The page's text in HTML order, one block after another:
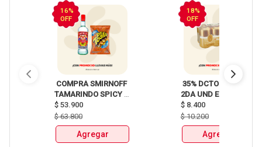
16%
OFF
COMPRA SMIRNOFF
TAMARINDO SPICY
X750ml Y LLEVATE
DETODITO 165GR o
150GR
$ 53.900
$63.800
Agregar
18%
OFF
35% DCTO EN LA
2DA UND EN
CERVEZA CLUB
COLOMBIA LATA
X330ml
$ 8.400
$10.200
Agregar